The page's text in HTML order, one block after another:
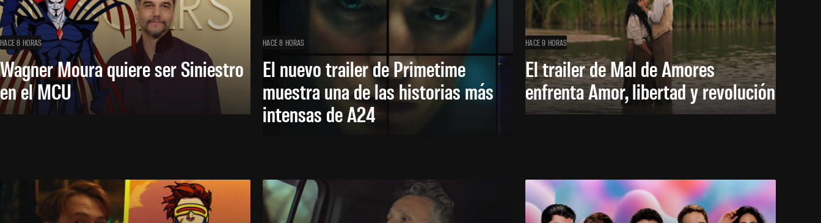
HACE 8 HORAS
Wagner Moura quiere ser Siniestro
en el MCU
HACE 8 HORAS
El nuevo trailer de Primetime
muestra una de las historias más
intensas de A24
HACE 9 HORAS
El trailer de Mal de Amores
enfrenta Amor, libertad y revolución